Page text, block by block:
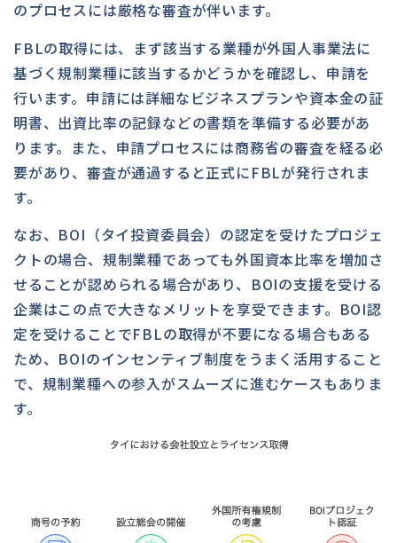
のプロセスには厳格な審査が伴います。
FBLの取得には、まず該当する業種が外国人事業法に
基づく規制業種に該当するかどうかを確認し、申請を
行います。申請には詳細なビジネスプランや資本金の証
明書、出資比率の記録などの書類を準備する必要があ
ります。また、申請プロセスには商務省の審査を経る必
要があり、審査が通過すると正式にFBLが発行されま
す。
なお、BOI（タイ投資委員会）の認定を受けたプロジェ
クトの場合、規制業種であっても外国資本比率を増加さ
せることが認められる場合があり、BOIの支援を受ける
企業はこの点で大きなメリットを享受できます。BOI認
定を受けることでFBLの取得が不要になる場合もある
ため、BOIのインセンティブ制度をうまく活用すること
で、規制業種への参入がスムーズに進むケースもありま
す。